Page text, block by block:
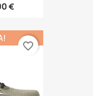
€
favorite_border